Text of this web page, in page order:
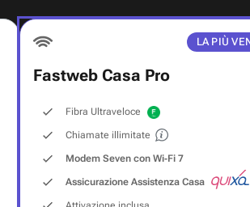
LA PIÙ
Fastweb Casa Pro
Fibra Ultraveloce
Chiamate illimitate
Modem Seven con Wi‑Fi 7
Assicurazione Assistenza Casa